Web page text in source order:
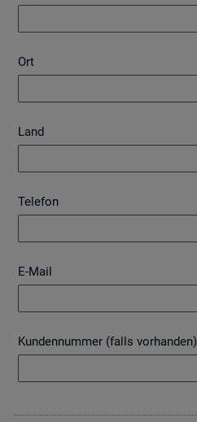
Ort
Land
Telefon
E-Mail
Kundennummer (falls vorhanden)